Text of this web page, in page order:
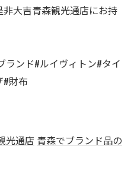
大吉青森観光通店にお持
ランド#ルイヴィトン#タイ
#財布
光通店 青森でブランド品の